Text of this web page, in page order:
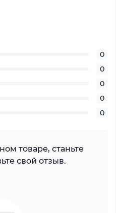
H.264/H.264+
запись)
ONVIF
динамик,
связи
0
0
0
0
0
товаре, станьте
свой отзыв.